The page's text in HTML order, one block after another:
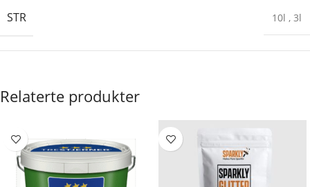
STR 10l , 3l
Relaterte produkter